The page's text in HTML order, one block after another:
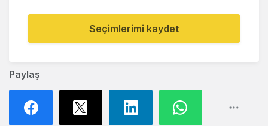
Paylaş
Seçimlerimi kaydet